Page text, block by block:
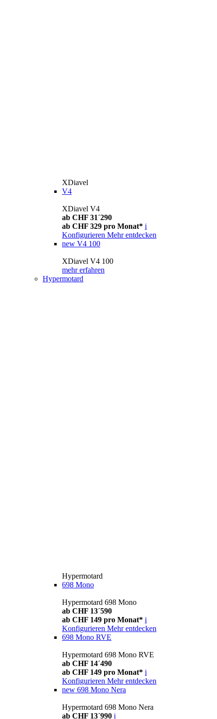
XDiavel
V4
XDiavel V4
ab CHF 31´290
ab CHF 329 pro Monat* i
Konfigurieren Mehr entdecken
new V4 100
XDiavel V4 100
mehr erfahren
Hypermotard
Hypermotard
698 Mono
Hypermotard 698 Mono
ab CHF 13´590
ab CHF 149 pro Monat* i
Konfigurieren Mehr entdecken
698 Mono RVE
Hypermotard 698 Mono RVE
ab CHF 14´490
ab CHF 149 pro Monat* i
Konfigurieren Mehr entdecken
new 698 Mono Nera
Hypermotard 698 Mono Nera
ab CHF 13´990 i